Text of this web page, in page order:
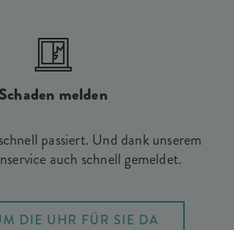
Schaden melden
passiert. Und dank unserem
auch schnell gemeldet.
DIE UHR FÜR SIE DA